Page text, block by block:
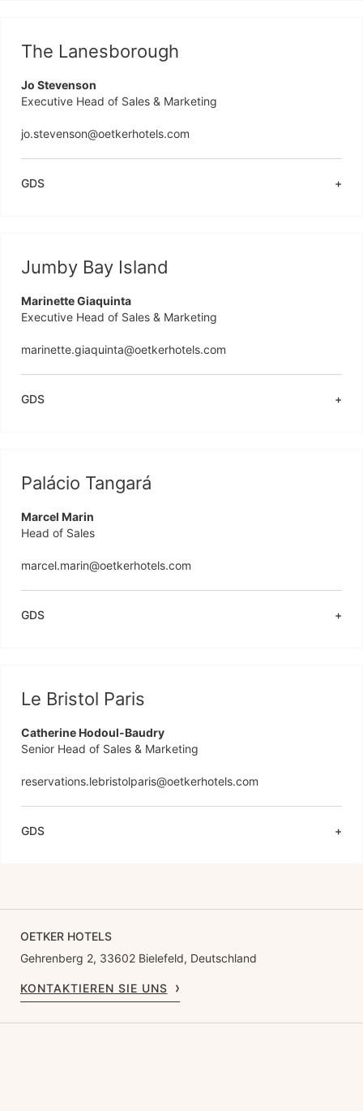
The Lanesborough
Jo Stevenson
Executive Head of Sales & Marketing
jo.stevenson@oetkerhotels.com
GDS
Jumby Bay Island
Marinette Giaquinta
Executive Head of Sales & Marketing
marinette.giaquinta@oetkerhotels.com
GDS
Palácio Tangará
Marcel Marin
Head of Sales
marcel.marin@oetkerhotels.com
GDS
Le Bristol Paris
Catherine Hodoul-Baudry
Senior Head of Sales & Marketing
reservations.lebristolparis@oetkerhotels.com
GDS
OETKER HOTELS
Gehrenberg 2, 33602 Bielefeld, Deutschland
KONTAKTIEREN SIE UNS